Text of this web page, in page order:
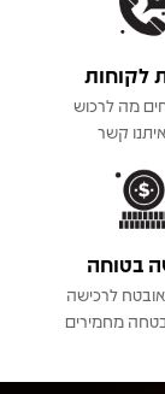
לקוחות
מה לרכוש
קשר
בטוחה
לרכישה
מחמירים